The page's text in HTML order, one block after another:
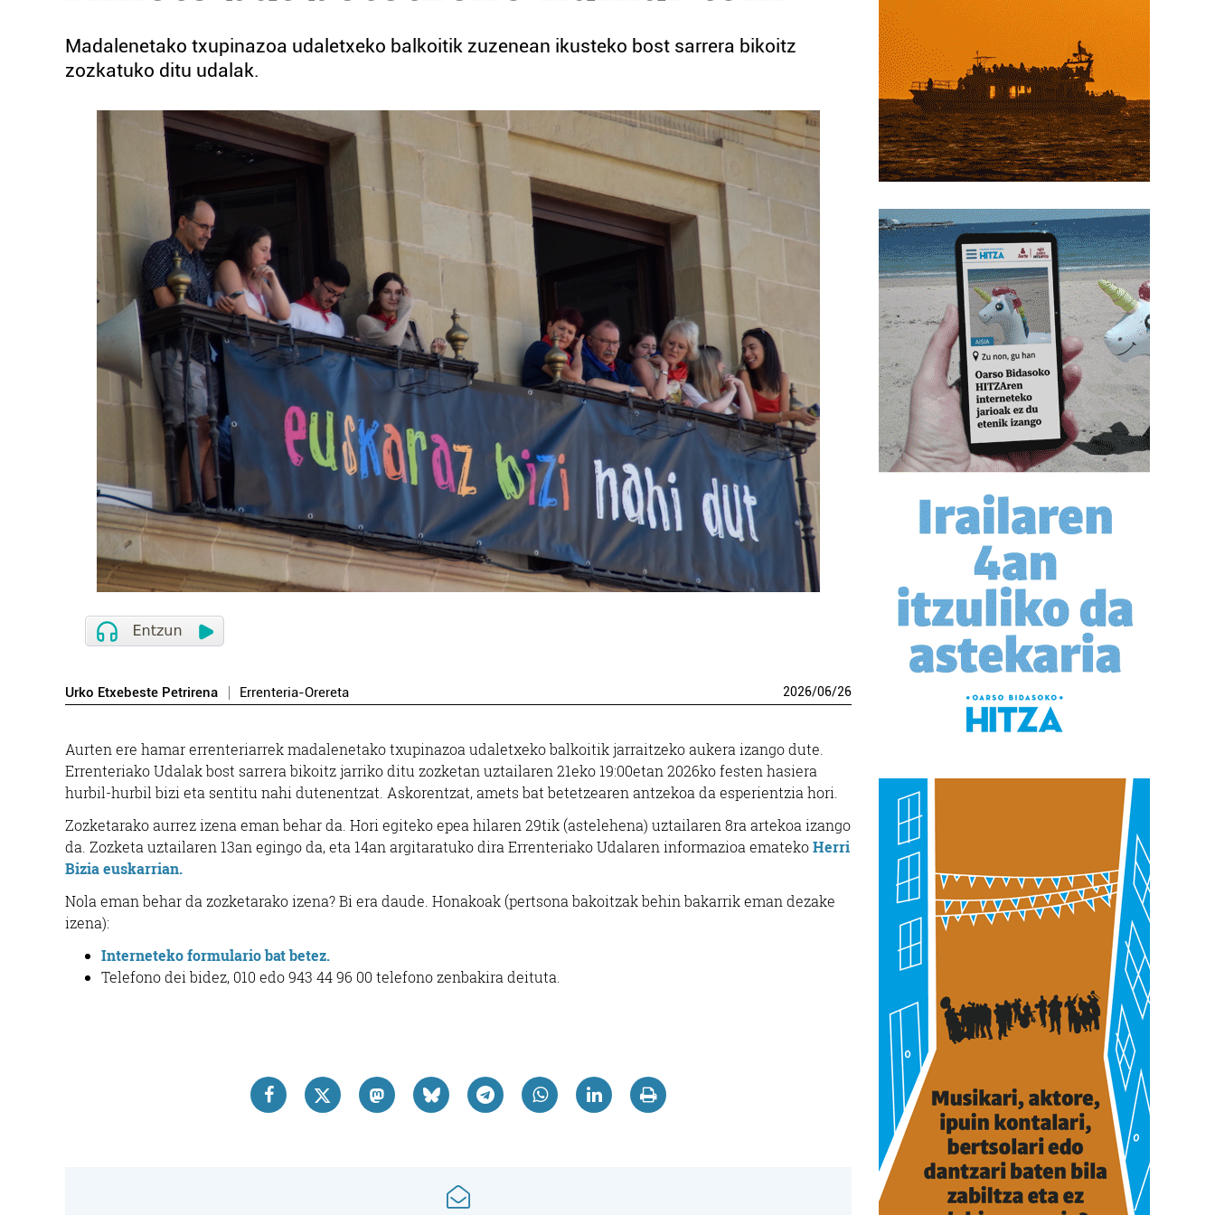
Madalenetako txupinazoa udaletxeko balkoitik zuzenean ikusteko bost sarrera bikoitz
zozkatuko ditu udalak.
Urko Etxebeste Petrirena Errenteria-Orereta 2026/06/26
Aurten ere hamar errenteriarrek madalenetako txupinazoa udaletxeko balkoitik jarraitzeko aukera izango dute.
Errenteriako Udalak bost sarrera bikoitz jarriko ditu zozketan uztailaren 21eko 19:00etan 2026ko festen hasiera
hurbil-hurbil bizi eta sentitu nahi dutenentzat. Askorentzat, amets bat betetzearen antzekoa da esperientzia hori.
Zozketarako aurrez izena eman behar da. Hori egiteko epea hilaren 29tik (astelehena) uztailaren 8ra artekoa izango
da. Zozketa uztailaren 13an egingo da, eta 14an argitaratuko dira Errenteriako Udalaren informazioa ematekoHerri
Bizia euskarrian.
Nola eman behar da zozketarako izena? Bi era daude. Honakoak (pertsona bakoitzak behin bakarrik eman dezake
izena):
Interneteko formulario bat betez.
Telefono dei bidez, 010 edo 943 44 96 00 telefono zenbakira deituta.